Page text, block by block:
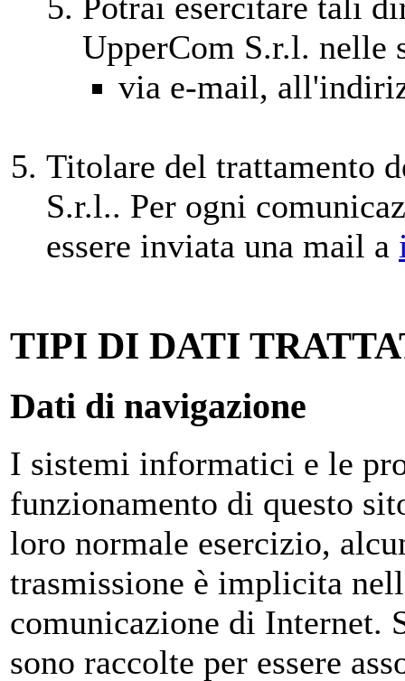
UpperCom S.r.l. nelle
via e-mail,
Titolare del trattamento
S.r.l.. Per ogni
essere inviata una mail a
TIPI DI DATI
Dati di navigazione
I sistemi informatici e le
funzionamento di questo
loro normale esercizio,
trasmissione è implicita
comunicazione di Internet.
sono raccolte per essere